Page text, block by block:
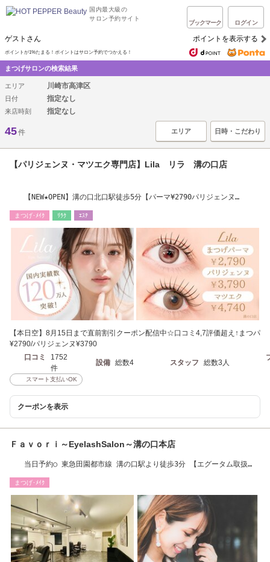
国内最大級の
サロン予約サイト
ブックマーク ログイン
ゲストさん ポイントを表示する
ポイントが1%たまる！ポイントはサロン予約でつかえる！
まつげサロンの検索結果
エリア 川崎市高津区
日付 指定なし
来店時刻 指定なし
45件 エリア 日時・こだわり
【パリジェンヌ・マツエク専門店】Lila リラ 溝の口店
【NEW★OPEN】溝の口北口駅徒歩5分【パーマ¥2790パリジェンヌ
まつげ･ﾒｲｸ ﾘﾗｸ ｴｽﾃ
【本日空】8月15日まで直前割引クーポン配信中☆口コミ4,7評価超え↑まつパ
¥2790/パリジェンヌ¥3790
口コミ
1752
件
設備 総数4 スタッフ 総数3人
スマート支払いOK
クーポンを表示
Ｆａｖｏｒｉ～EyelashSalon～溝の口本店
当日予約○ 東急田園都市線 溝の口駅より徒歩3分 【エグータム取扱
まつげ･ﾒｲｸ